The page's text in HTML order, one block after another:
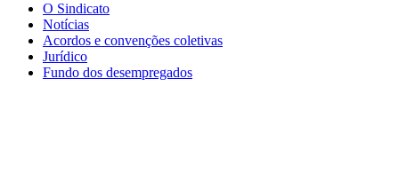
São
Paulo
Sindicato
O Sindicato
Notícias
Acordos e convenções coletivas
Jurídico
Fundo dos desempregados